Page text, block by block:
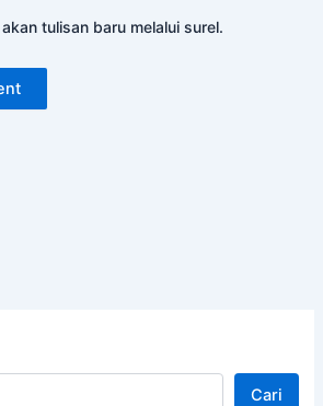
tulisan baru melalui surel.
Cari